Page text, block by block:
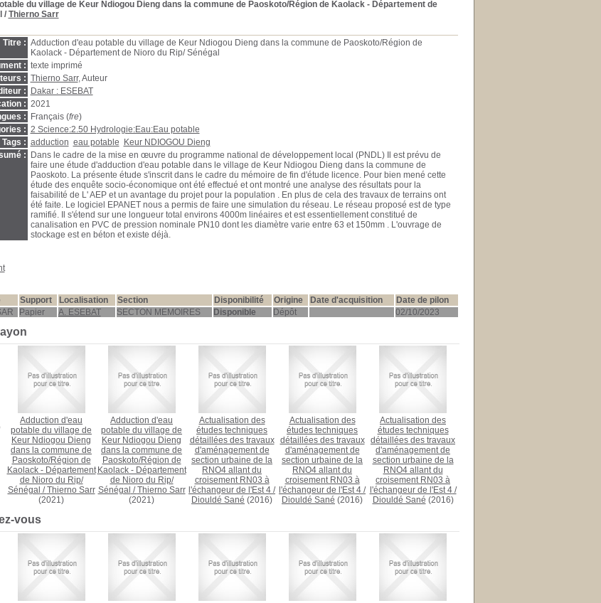
du village de Keur Ndiogou Dieng dans la commune de Paoskoto/Région de Kaolack - Département de
/ Thierno Sarr
Titre : Adduction d'eau potable du village de Keur Ndiogou Dieng dans la commune de Paoskoto/Région de
Kaolack - Département de Nioro du Rip/ Sénégal
: texte imprimé
: Thierno Sarr, Auteur
:
Dakar : ESEBAT
: 2021
:
Français (fre)
: 2 Science:2.50 Hydrologie:Eau:Eau potable
Tags : adduction eau potable
Keur NDIOGOU Dieng
:
Dans le cadre de la mise en œuvre du programme national de développement local (PNDL) Il est prévu de
faire une étude d'adduction d'eau potable dans le village de Keur Ndiogou Dieng dans la commune de
Paoskoto. La présente étude s'inscrit dans le cadre du mémoire de fin d'étude licence. Pour bien mené cette
étude des enquête socio-économique ont été effectué et ont montré une analyse des résultats pour la
faisabilité de L' AEP et un avantage du projet pour la population . En plus de cela des travaux de terrains ont
été faite. Le logiciel EPANET nous a permis de faire une simulation du réseau. Le réseau proposé est de type
ramifié. Il s'étend sur une longueur total environs 4000m linéaires et est essentiellement constitué de
canalisation en PVC de pression nominale PN10 dont les diamètre varie entre 63 et 150mm . L'ouvrage de
stockage est en béton et existe déjà.
Support Localisation Section Disponibilité Origine Date d'acquisition
Date de pilon
Papier A. ESEBAT SECTON MEMOIRES Disponible Dépôt 02/10/2023
Adduction d'eau
potable du village de
Keur Ndiogou Dieng
dans la commune de
Paoskoto/Région de
Kaolack - Département
de Nioro du Rip/
Sénégal /Thierno Sarr
(2021)
Adduction d'eau
potable du village de
Keur Ndiogou Dieng
dans la commune de
Paoskoto/Région de
Kaolack - Département
de Nioro du Rip/
Sénégal /Thierno Sarr
(2021)
Actualisation des
études techniques
détaillées des travaux
d'aménagement de
section urbaine de la
RNO4 allant du
croisement RN03 à
l'échangeur de l'Est 4 /
Diouldé Sané (2016)
Actualisation des
études techniques
détaillées des travaux
d'aménagement de
section urbaine de la
RNO4 allant du
croisement RN03 à
l'échangeur de l'Est 4 /
Diouldé Sané (2016)
Actualisation des
études techniques
détaillées des travaux
d'aménagement de
section urbaine de la
RNO4 allant du
croisement RN03 à
l'échangeur de l'Est 4/
Diouldé Sané (2016)
vous